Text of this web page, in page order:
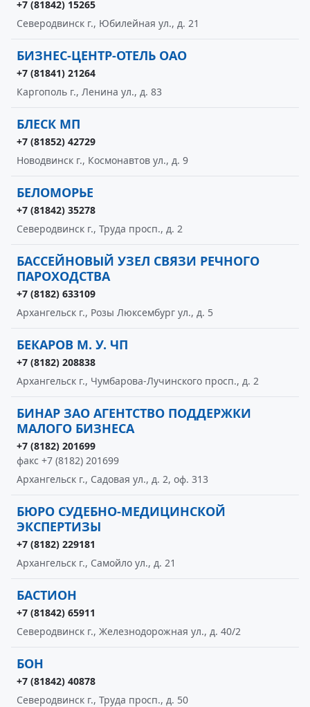
+7 (81842) 15265
Северодвинск г., Юбилейная ул., д. 21
БИЗНЕС-ЦЕНТР-ОТЕЛЬ ОАО
+7 (81841) 21264
Каргополь г., Ленина ул., д. 83
БЛЕСК МП
+7 (81852) 42729
Новодвинск г., Космонавтов ул., д. 9
БЕЛОМОРЬЕ
+7 (81842) 35278
Северодвинск г., Труда просп., д. 2
БАССЕЙНОВЫЙ УЗЕЛ СВЯЗИ РЕЧНОГО
ПАРОХОДСТВА
+7 (8182) 633109
Архангельск г., Розы Люксембург ул., д. 5
БЕКАРОВ М. У. ЧП
+7 (8182) 208838
Архангельск г., Чумбарова-Лучинского просп., д. 2
БИНАР ЗАО АГЕНТСТВО ПОДДЕРЖКИ
МАЛОГО БИЗНЕСА
+7 (8182) 201699
факс +7 (8182) 201699
Архангельск г., Садовая ул., д. 2, оф. 313
БЮРО СУДЕБНО-МЕДИЦИНСКОЙ
ЭКСПЕРТИЗЫ
+7 (8182) 229181
Архангельск г., Самойло ул., д. 21
БАСТИОН
+7 (81842) 65911
Северодвинск г., Железнодорожная ул., д. 40/2
БОН
+7 (81842) 40878
Северодвинск г., Труда просп., д. 50